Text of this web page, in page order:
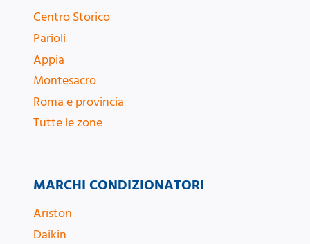
Centro Storico
Parioli
Appia
Montesacro
Roma e provincia
Tutte le zone
MARCHI CONDIZIONATORI
Ariston
Daikin